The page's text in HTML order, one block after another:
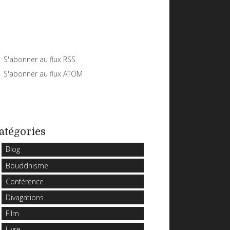
S'abonner au flux RSS
S'abonner au flux ATOM
Blog
Bouddhisme
Conférence
Divagations
Film